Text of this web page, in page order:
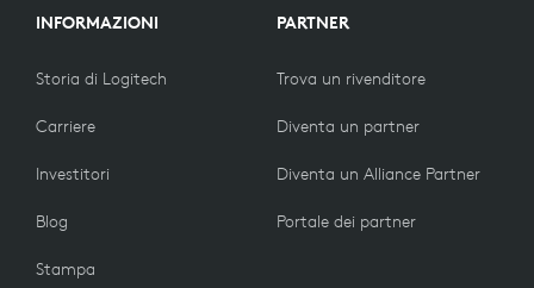
INFORMAZIONI
Storia di Logitech
Carriere
Investitori
Blog
Stampa
PARTNER
Trova un rivenditore
Diventa un partner
Diventa un Alliance Partner
Portale dei partner